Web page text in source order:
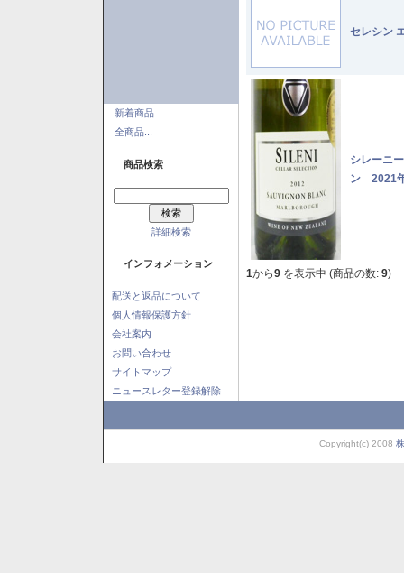
新着商品...
全商品...
商品検索
詳細検索
インフォメーション
配送と返品について
個人情報保護方針
会社案内
お問い合わせ
サイトマップ
ニュースレター登録解除
セレシン
シレーニ
ン 2021
1から9 を表示中 (商品の数: 9)
Copyright(c) 2008